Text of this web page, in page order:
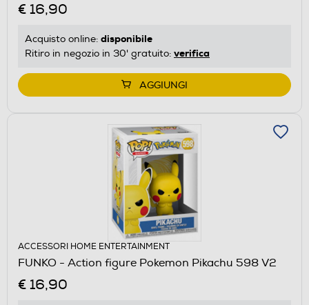
€ 16,90
Acquisto online: disponibile
Ritiro in negozio in 30' gratuito: verifica
AGGIUNGI
ACCESSORI HOME ENTERTAINMENT
FUNKO - Action figure Pokemon Pikachu 598 V2
€ 16,90